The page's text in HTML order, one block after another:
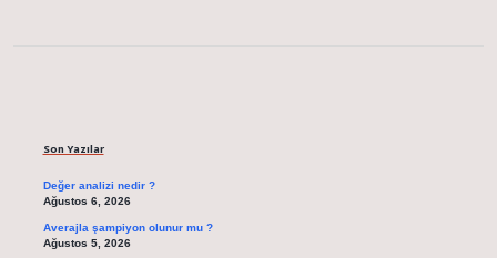
Son Yazılar
Değer analizi nedir ?
Ağustos 6, 2026
Averajla şampiyon olunur mu ?
Ağustos 5, 2026